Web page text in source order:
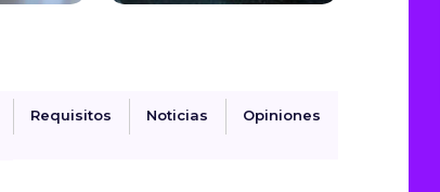
Requisitos Noticias Opiniones